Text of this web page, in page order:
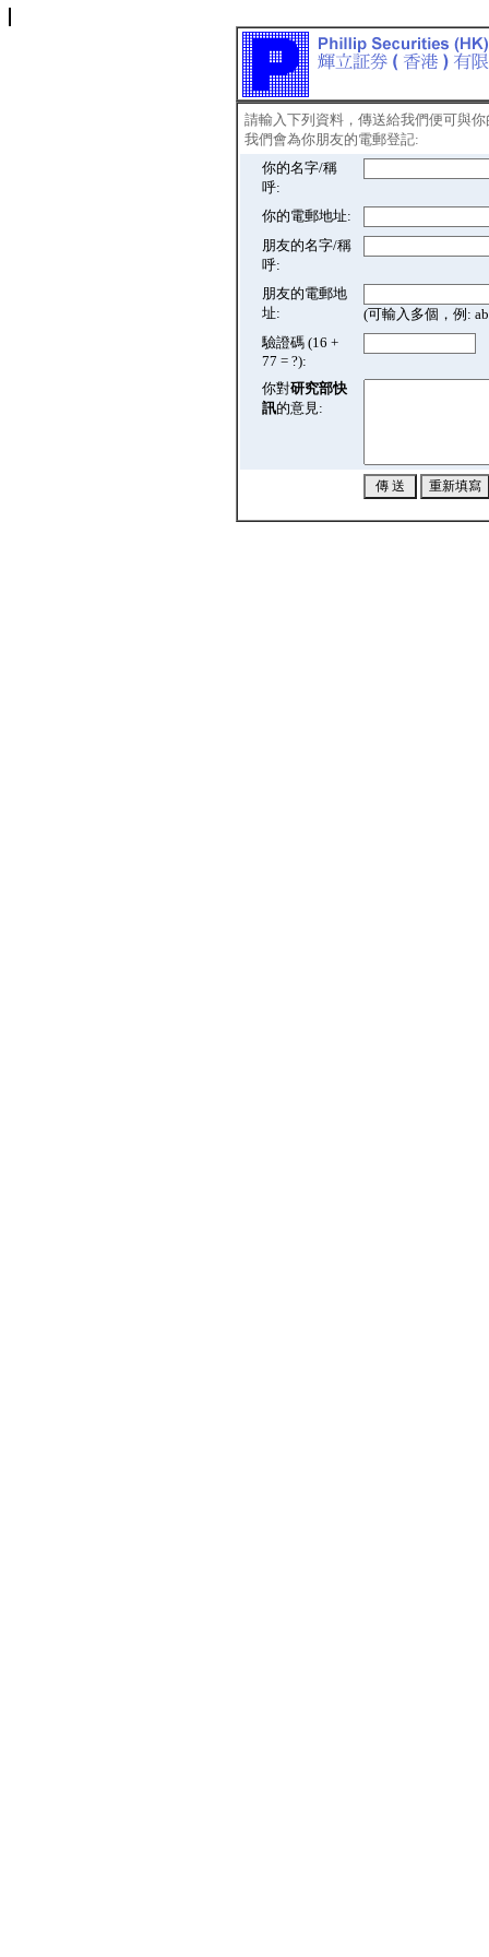
請輸入下列資料，傳送給我們便可與
我們會為你朋友的電郵登記:
你的名字/稱
呼:
你的電郵地址:
朋友的名字/稱
呼:
朋友的電郵地
址:
(可輸入多個，例:
驗證碼 (16 +
77 = ?):
你對研究部快
訊的意見: